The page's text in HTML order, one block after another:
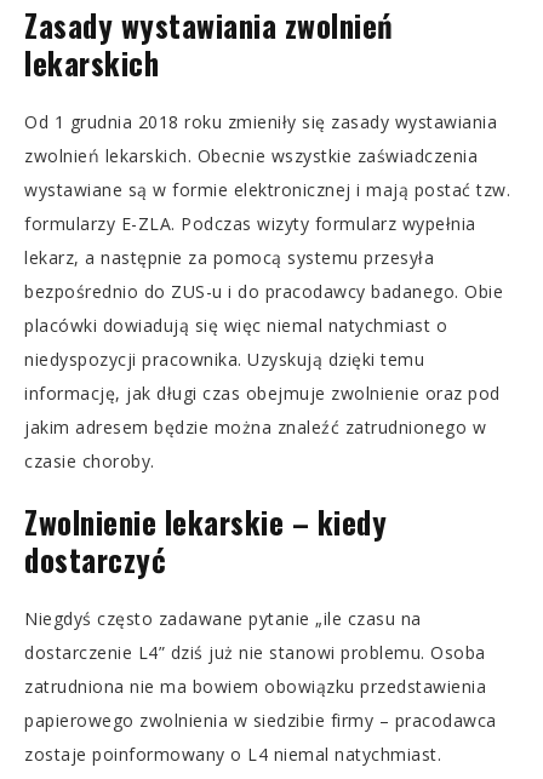
Zasady wystawiania zwolnień
lekarskich
Od 1 grudnia 2018 roku zmieniły się zasady wystawiania
zwolnień lekarskich. Obecnie wszystkie zaświadczenia
wystawiane są w formie elektronicznej i mają postać tzw.
formularzy E-ZLA. Podczas wizyty formularz wypełnia
lekarz, a następnie za pomocą systemu przesyła
bezpośrednio do ZUS-u i do pracodawcy badanego. Obie
placówki dowiadują się więc niemal natychmiast o
niedyspozycji pracownika. Uzyskują dzięki temu
informację, jak długi czas obejmuje zwolnienie oraz pod
jakim adresem będzie można znaleźć zatrudnionego w
czasie choroby.
Zwolnienie lekarskie – kiedy
dostarczyć
Niegdyś często zadawane pytanie „ile czasu na
dostarczenie L4” dziś już nie stanowi problemu. Osoba
zatrudniona nie ma bowiem obowiązku przedstawienia
papierowego zwolnienia w siedzibie firmy – pracodawca
zostaje poinformowany o L4 niemal natychmiast.